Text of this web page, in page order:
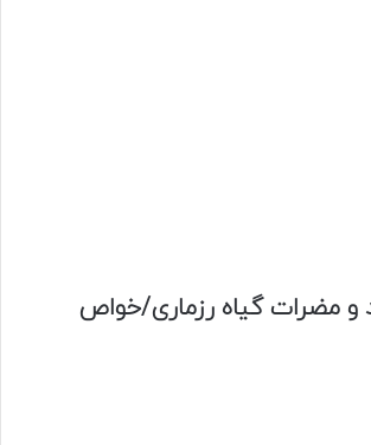
و مضرات گیاه رزماری/خواص